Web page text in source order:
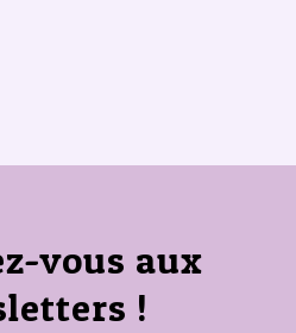
vous aux
!